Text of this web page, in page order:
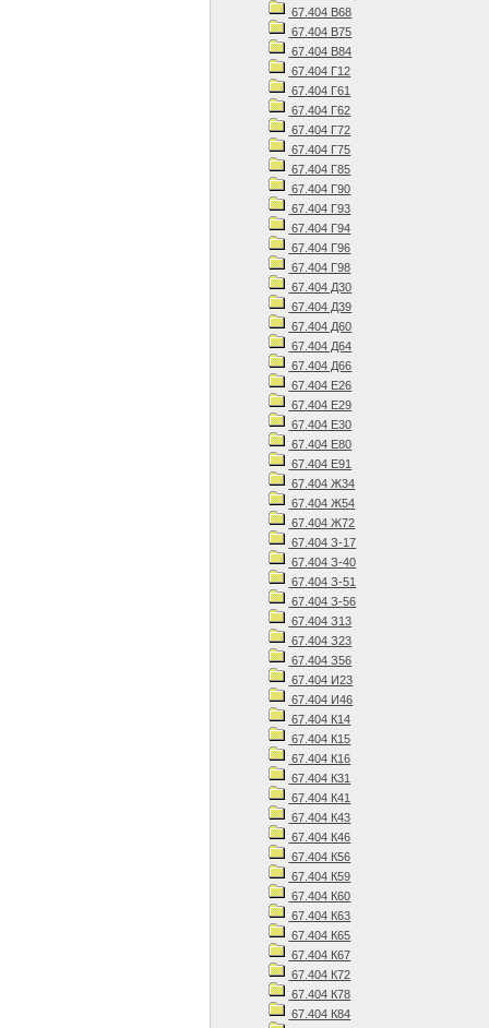
67.404 В68
67.404 В75
67.404 В84
67.404 Г12
67.404 Г61
67.404 Г62
67.404 Г72
67.404 Г75
67.404 Г85
67.404 Г90
67.404 Г93
67.404 Г94
67.404 Г96
67.404 Г98
67.404 Д30
67.404 Д39
67.404 Д60
67.404 Д64
67.404 Д66
67.404 Е26
67.404 Е29
67.404 Е30
67.404 Е80
67.404 Е91
67.404 Ж34
67.404 Ж54
67.404 Ж72
67.404 З-17
67.404 З-40
67.404 З-51
67.404 З-56
67.404 З13
67.404 З23
67.404 З56
67.404 И23
67.404 И46
67.404 К14
67.404 К15
67.404 К16
67.404 К31
67.404 К41
67.404 К43
67.404 К46
67.404 К56
67.404 К59
67.404 К60
67.404 К63
67.404 К65
67.404 К67
67.404 К72
67.404 К78
67.404 К84